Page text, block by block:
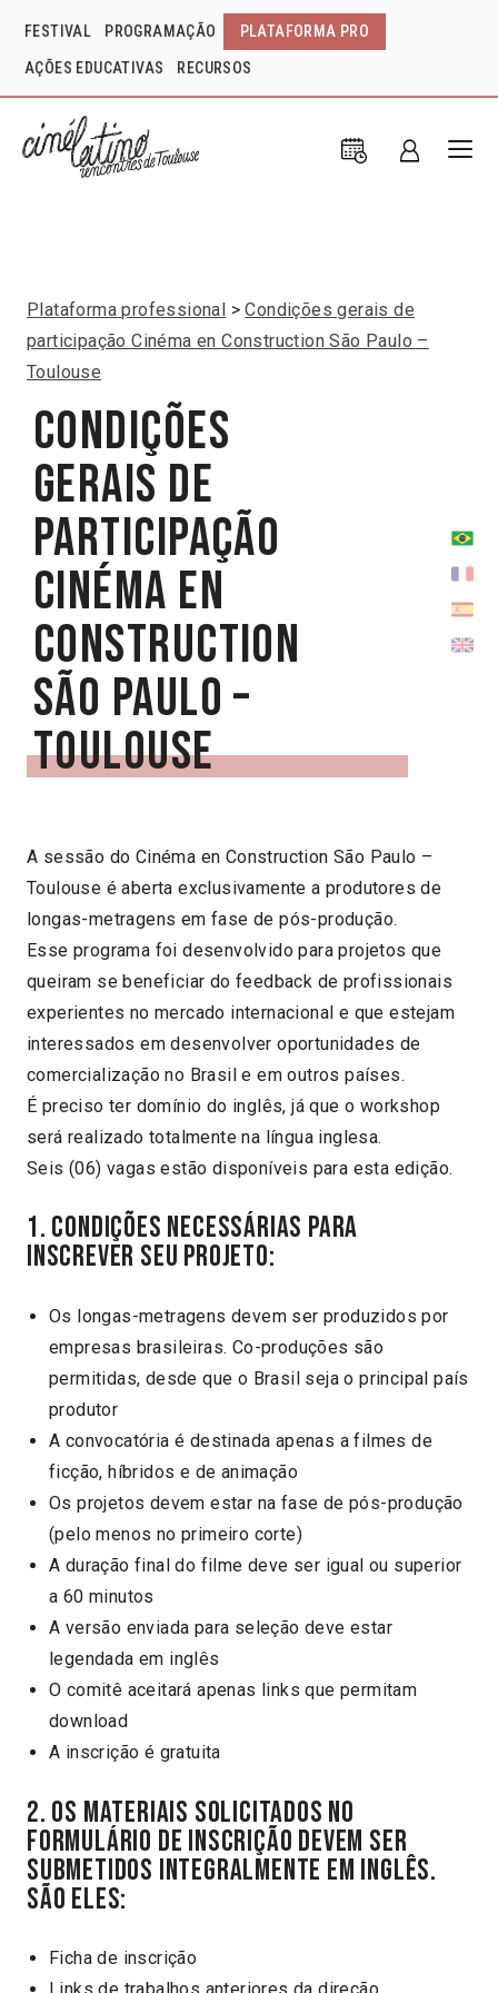
FESTIVAL PROGRAMAÇÃO PLATAFORMA PRO
AÇÕES EDUCATIVAS RECURSOS
Plataforma professional
Condições gerais de
participação Cinéma en Construction São Paulo –
Toulouse
Condições
gerais de
participação
Cinéma en
Construction
São Paulo –
Toulouse
A sessão do Cinéma en Construction São Paulo –
Toulouse é aberta exclusivamente a produtores de
longas-metragens em fase de pós-produção.
Esse programa foi desenvolvido para projetos que
queiram se beneficiar do feedback de profissionais
experientes no mercado internacional e que estejam
interessados em desenvolver oportunidades de
comercialização no Brasil e em outros países.
É preciso ter domínio do inglês, já que o workshop
será realizado totalmente na língua inglesa.
Seis (06) vagas estão disponíveis para esta edição.
1. Condições necessárias para
inscrever seu projeto:
Os longas-metragens devem ser produzidos por
empresas brasileiras. Co-produções são
permitidas, desde que o Brasil seja o principal país
produtor
A convocatória é destinada apenas a filmes de
ficção, híbridos e de animação
Os projetos devem estar na fase de pós-produção
(pelo menos no primeiro corte)
A duração final do filme deve ser igual ou superior
a 60 minutos
A versão enviada para seleção deve estar
legendada em inglês
O comitê aceitará apenas links que permitam
download
A inscrição é gratuita
2. Os materiais solicitados no
formulário de inscrição devem ser
submetidos integralmente em inglês.
São eles:
Ficha de inscrição